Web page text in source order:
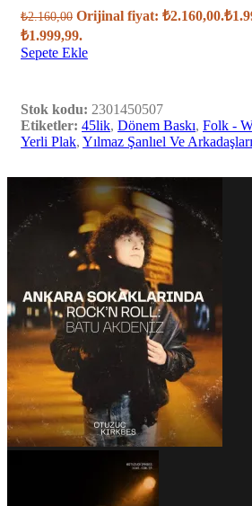
₺2.160,00 Orijinal fiyat: ₺2.160,00.₺
₺1.999,99.
Sepete Ekle
Stok kodu: 2301450507
Etiketler: 45lik, Dönem Baskı, Folk -
Yerli Plak, Yılmaz Şanlıel Ve Arkadaşları